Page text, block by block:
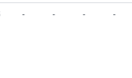
- - - -